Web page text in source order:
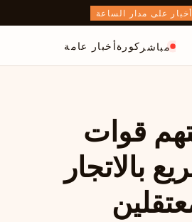
أخبار على مدار الساعة
مباشر كورةأخبار عامة
قوات
بالاتجار